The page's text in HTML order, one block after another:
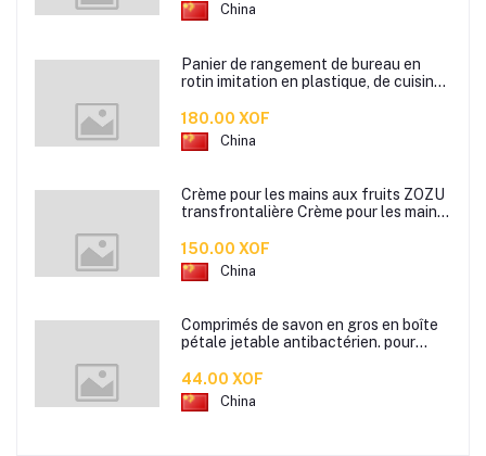
China
Panier de rangement de bureau en
rotin imitation en plastique, de cuisine
de rangement de salle de bain
180.00 XOF
China
Crème pour les mains aux fruits ZOZU
transfrontalière Crème pour les mains
80g
150.00 XOF
China
Comprimés de savon en gros en boîte
pétale jetable antibactérien. pour
des mini comprimés de lavage des
mains en papier savon
44.00 XOF
China